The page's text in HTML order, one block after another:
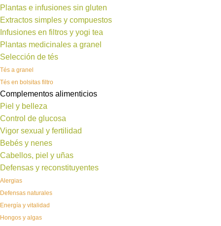
Plantas e infusiones sin gluten
Extractos simples y compuestos
Infusiones en filtros y yogi tea
Plantas medicinales a granel
Selección de tés
Tés a granel
Tés en bolsitas filtro
Complementos alimenticios
Piel y belleza
Control de glucosa
Vigor sexual y fertilidad
Bebés y nenes
Cabellos, piel y uñas
Defensas y reconstituyentes
Alergias
Defensas naturales
Energía y vitalidad
Hongos y algas